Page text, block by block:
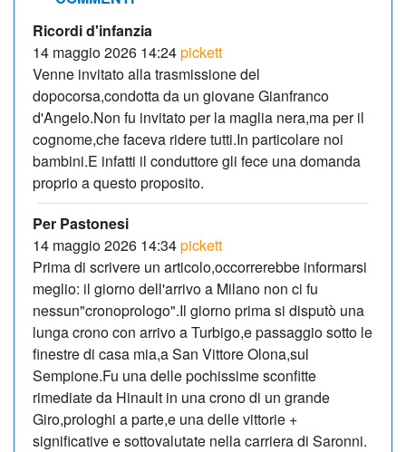
Ricordi d'infanzia
14 maggio 2026 14:24pickett
Venne invitato alla trasmissione del
dopocorsa,condotta da un giovane Gianfranco
d'Angelo.Non fu invitato per la maglia nera,ma per il
cognome,che faceva ridere tutti.In particolare noi
bambini.E infatti il conduttore gli fece una domanda
proprio a questo proposito.
Per Pastonesi
14 maggio 2026 14:34pickett
Prima di scrivere un articolo,occorrerebbe informarsi
meglio: il giorno dell'arrivo a Milano non ci fu
nessun"cronoprologo".Il giorno prima si disputò una
lunga crono con arrivo a Turbigo,e passaggio sotto le
finestre di casa mia,a San Vittore Olona,sul
Sempione.Fu una delle pochissime sconfitte
rimediate da Hinault in una crono di un grande
Giro,prologhi a parte,e una delle vittorie +
significative e sottovalutate nella carriera di Saronni.